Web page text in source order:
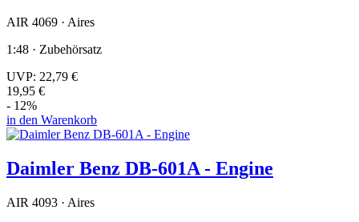
AIR 4069 · Aires
1:48 · Zubehörsatz
UVP: 22,79 €
19,95 €
- 12%
in den Warenkorb
Daimler Benz DB-601A - Engine
AIR 4093 · Aires